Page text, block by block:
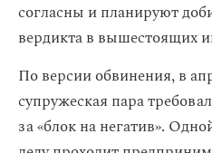
согласны и планируют
вердикта в вышестоящих
По версии обвинения, в
супружеская пара
за «блок на негатив».